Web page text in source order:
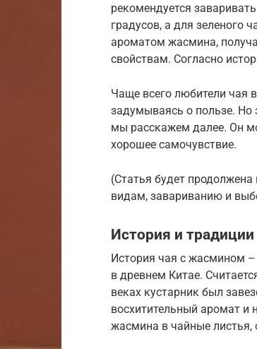
рекомендуется
градусов, а для зеленого
ароматом жасмина,
свойствам. Согласно
Чаще всего любители чая
задумываясь о пользе. Но
мы расскажем далее. Он
хорошее самочувствие.
(Статья будет
видам, завариванию и
История и
История чая с жасмином –
в древнем Китае.
веках кустарник был
восхитительный аромат и
жасмина в чайные листья,